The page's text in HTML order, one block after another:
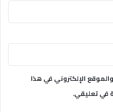
الإلكتروني في هذا
في تعليقي.